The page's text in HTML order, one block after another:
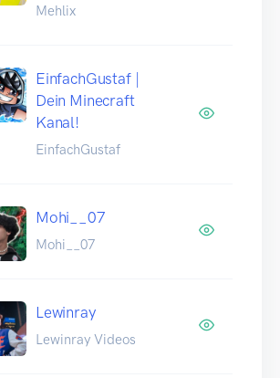
Mehlix
EinfachGustaf |
Dein Minecraft
Kanal!
EinfachGustaf
Mohi__07
Mohi__07
Lewinray
Lewinray Videos